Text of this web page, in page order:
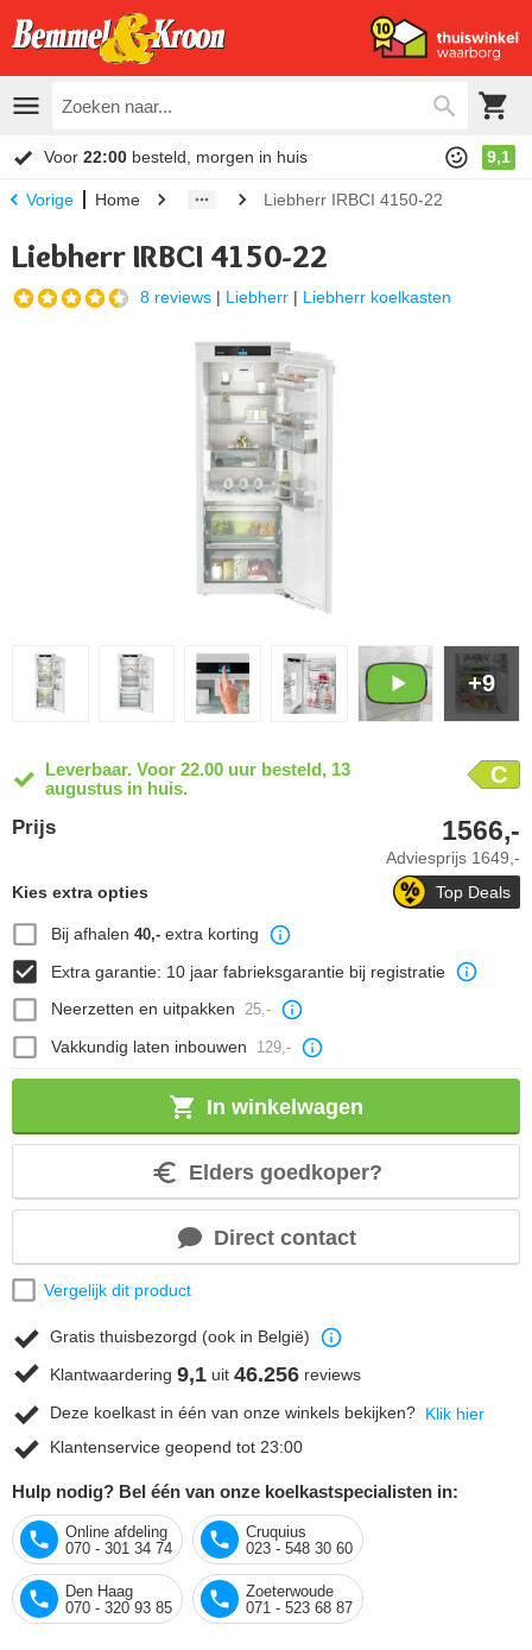
Voor 22:00 besteld, morgen in huis 9,1
Vorige Home Liebherr IRBCI 4150-22
Liebherr IRBCI 4150-22
8 reviews | Liebherr | Liebherr koelkasten
+9
Leverbaar. Voor 22.00 uur besteld, 13
augustus in huis.
C
Prijs
Adviesprijs 1649,-
1566,-
Top Deals
Kies extra opties
Bij afhalen 40,-extra korting
Extra garantie: 10 jaar fabrieksgarantie bij registratie
Neerzetten en uitpakken 25,-
Vakkundig laten inbouwen 129,-
In winkelwagen
Elders goedkoper?
Direct contact
Vergelijk dit product
Gratis thuisbezorgd (ook in België)
Klantwaardering 9,1 uit 46.256 reviews
Deze koelkast in één van onze winkels bekijken? Klik hier
Klantenservice geopend tot 23:00
Hulp nodig? Bel één van onze koelkastspecialisten in:
Online afdeling
070 - 301 34 74
Cruquius
023 - 548 30 60
Den Haag
070 - 320 93 85
Zoeterwoude
071 - 523 68 87